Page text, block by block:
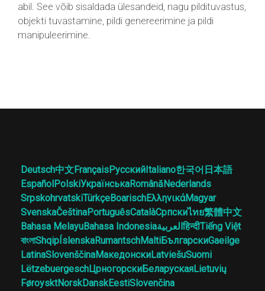
abil. See võib sisaldada ülesandeid, nagu pildituvastus,
objekti tuvastamine, pildi genereerimine ja pildi
manipuleerimine.
Deutsch中文FrançaisРусскийItaliano한국어 日本語
EspañolPolskiУкраїнськаRomânăNederlands
SrpskohrvatskiTürkçeBoarischΕλληνικάMagyar
SvenskaČeštinaPortuguêsCatalàСрпскиไทย繁體中文
Bahasa MelayuBahasa Indonesiaالعربيةहिन्दीTiếng Việt
বাংলাShqipÍslenskaRumantschMaltiБългарскиGaeilge
LatinaSlovenščinaМакедонскиLatviešuSuomi
LëtzebuergeschЦрногорскиБеларускаяLietuvių
FøroysktNorskDanskEestiSlovenčina